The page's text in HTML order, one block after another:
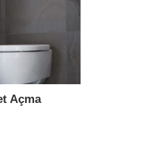
Açma